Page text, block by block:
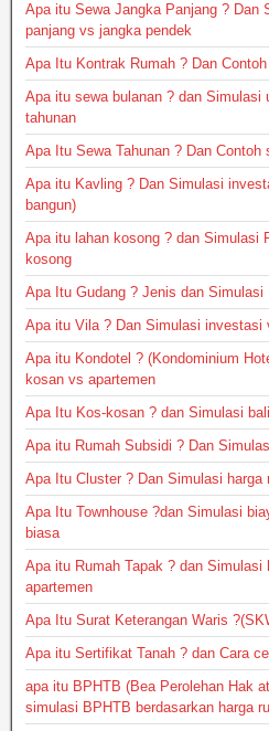
Apa itu Sewa Jangka Panjang ? Dan
panjang vs jangka pendek
Apa Itu Kontrak Rumah ? Dan
Apa itu sewa bulanan ? dan Simulasi
tahunan
Apa Itu Sewa Tahunan ? Dan Contoh
Apa itu Kavling ? Dan Simulasi
bangun)
Apa itu lahan kosong ? dan Simulasi
kosong
Apa Itu Gudang ? Jenis dan
Apa itu Vila ? Dan Simulasi investasi
Apa itu Kondotel ? (Kondominium
kosan vs apartemen
Apa Itu Kos-kosan ? dan Simulasi
Apa itu Rumah Subsidi ? Dan
Apa Itu Cluster ? Dan Simulasi
Apa Itu Townhouse ?dan Simulasi
biasa
Apa itu Rumah Tapak ? dan Simulasi
apartemen
Apa Itu Surat Keterangan Waris
Apa itu Sertifikat Tanah ? dan Cara
apa itu BPHTB (Bea Perolehan Hak
simulasi BPHTB berdasarkan harga